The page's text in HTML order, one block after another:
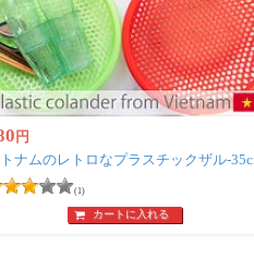
円
ナムのレトロなプラスチックザル-
(1)
カートに入れる